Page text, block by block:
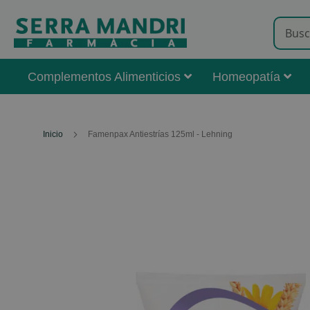
Complementos Alimenticios Homeopatía
Inicio Famenpax Antiestrías 125ml - Lehning